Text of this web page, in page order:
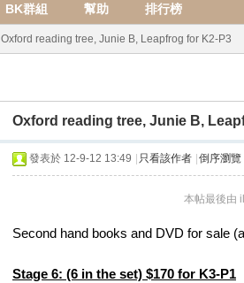
BK群組 幫助 排行榜
Oxford reading tree, Junie B, Leapfrog for K2-P3
Oxford reading tree, Junie B,
發表於 12-9-12 13:49 只看該作者 倒序瀏覽
本帖最後由
Second hand books and DVD for sale
Stage 6: (6 in the set) $170 for K3-P1